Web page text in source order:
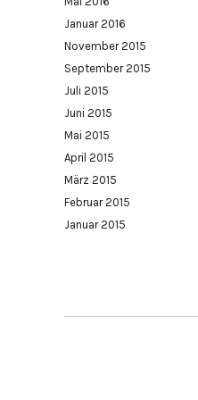
Januar 2016
November 2015
September 2015
Juli 2015
Juni 2015
Mai 2015
April 2015
März 2015
Februar 2015
Januar 2015